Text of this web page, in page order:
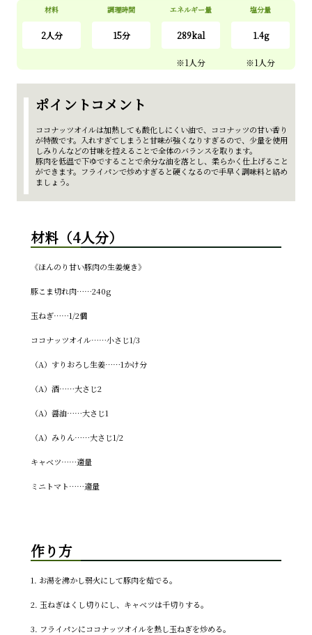
材料
2人分
調理時間
15分
エネルギー量
289kal
塩分量
1.4g
ポイントコメント
ココナッツオイルは加熱しても酸化しにくい油で、ココナッツの甘い香り
が特徴です。入れすぎてしまうと甘味が強くなりすぎるので、少量を使用
しみりんなどの甘味を控えることで全体のバランスを取ります。
豚肉を低温で下ゆですることで余分な油を落とし、柔らかく仕上げること
ができます。フライパンで炒めすぎると硬くなるので手早く調味料と絡め
ましょう。
材料（4人分）
《ほんのり甘い豚肉の生姜焼き》
豚こま切れ肉……240g
玉ねぎ……1/2個
ココナッツオイル……小さじ1/3
（A）すりおろし生姜……1かけ分
（A）酒……大さじ2
（A）醤油……大さじ1
（A）みりん……大さじ1/2
キャベツ……適量
ミニトマト……適量
作り方
1. お湯を沸かし弱火にして豚肉を茹でる。
2. 玉ねぎはくし切りにし、キャベツは千切りする。
3. フライパンにココナッツオイルを熱し玉ねぎを炒める。